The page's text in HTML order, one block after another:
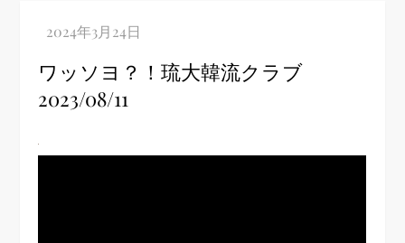
ワッソヨ？！琉大韓流クラブ
2023/08/11